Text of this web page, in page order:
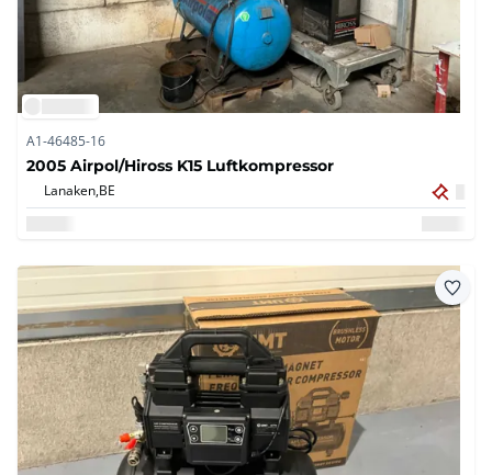
A1-46485-16
2005 Airpol/Hiross K15 Luftkompressor
Lanaken,BE